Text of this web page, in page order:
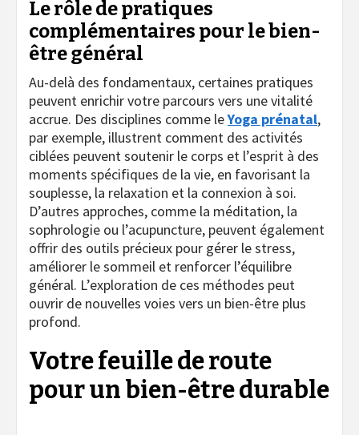
Le rôle de pratiques
complémentaires pour le bien-
être général
Au-delà des fondamentaux, certaines pratiques
peuvent enrichir votre parcours vers une vitalité
accrue. Des disciplines comme leYoga prénatal,
par exemple, illustrent comment des activités
ciblées peuvent soutenir le corps et l’esprit à des
moments spécifiques de la vie, en favorisant la
souplesse, la relaxation et la connexion à soi.
D’autres approches, comme la méditation, la
sophrologie ou l’acupuncture, peuvent également
offrir des outils précieux pour gérer le stress,
améliorer le sommeil et renforcer l’équilibre
général. L’exploration de ces méthodes peut
ouvrir de nouvelles voies vers un bien-être plus
profond.
Votre feuille de route
pour un bien-être durable